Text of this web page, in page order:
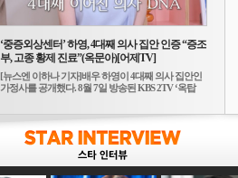
‘중증외상센터’ 하영, 4대째 의사 집안 인증 “증조
부, 고종 황제 진료”(옥문아)[어제TV]
[뉴스엔 이하나 기자]배우 하영이 4대째 의사 집안인
가정사를 공개했다. 8월 7일 방송된 KBS 2TV ‘옥탑